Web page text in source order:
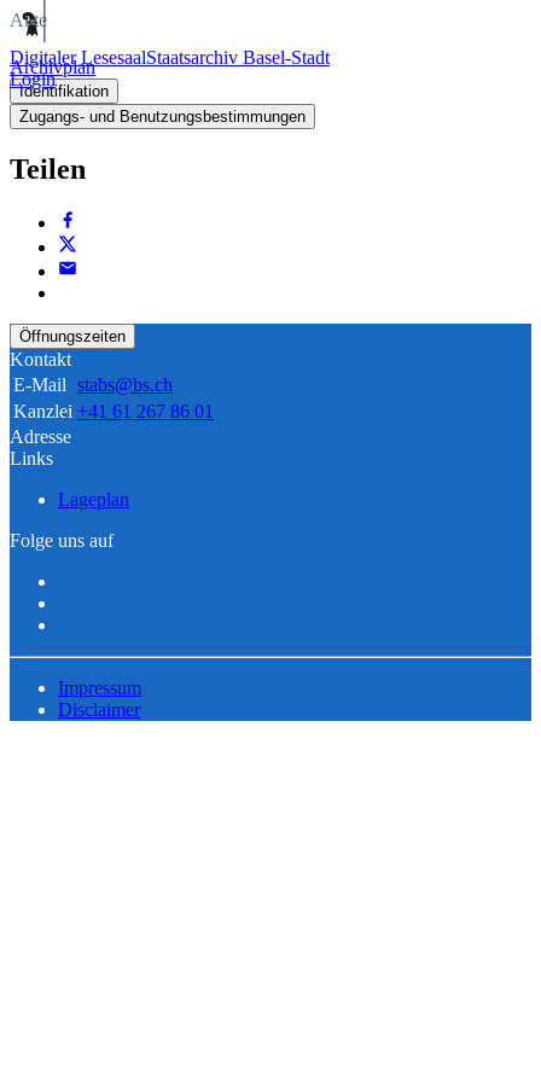
Digitaler LesesaalStaatsarchiv Basel-Stadt
Login
Akte
Archivplan
Identifikation
Zugangs- und Benutzungsbestimmungen
Teilen
Öffnungszeiten
Kontakt
E-Mail stabs@bs.ch
Kanzlei +41 61 267 86 01
Adresse
Links
Lageplan
Folge uns auf
Impressum
Disclaimer